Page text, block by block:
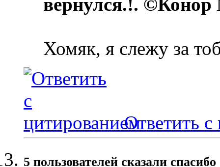
Хомяк, я слежу за
Ответить с
5 пользователей сказали